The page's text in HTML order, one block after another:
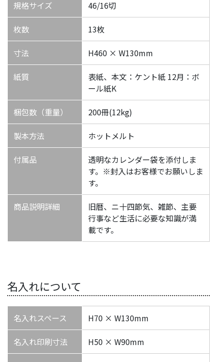
規格サイズ 46/16切
枚数 13枚
寸法 H460 × W130mm
紙質
表紙、本文：ケント紙 12月：ボ
ール紙K
梱包数（重量） 200冊(12kg)
製本方法 ホットメルト
付属品
透明なカレンダー袋を添付しま
す。※封入はお客様でお願いしま
す。
商品説明詳細
旧暦、ニ十四節気、雑節、主要
行事など生活に必要な知識が満
載です。
名入れについて
名入れスペース H70 × W130mm
名入れ印刷寸法 H50 × W90mm